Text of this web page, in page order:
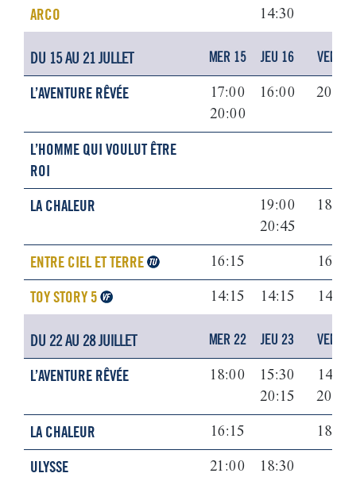
ARCO 14:30
DU 15 AU 21 JULLET MER 15 JEU 16 VEN 17
L’AVENTURE RÊVÉE
17:00
20:00
16:00 20:00
L’HOMME QUI VOULUT ÊTRE
ROI
LA CHALEUR
19:00
20:45
18:00
ENTRE CIEL ET TERRE 16:15 16:15
TOY STORY 5 14:15 14:15 14:15
DU 22 AU 28 JUILLET MER 22 JEU 23 VEN 24
L’AVENTURE RÊVÉE 18:00
15:30
20:15
14:15
20:00
LA CHALEUR 16:15 18:00
ULYSSE 21:00 18:30